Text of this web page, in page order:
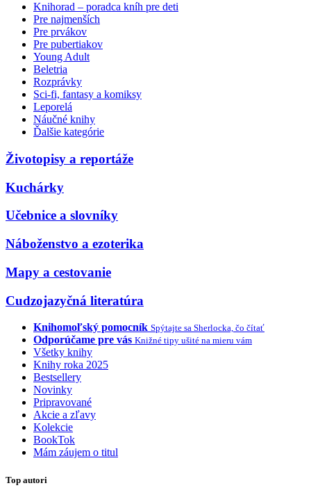
Knihorad – poradca kníh pre deti
Pre najmenších
Pre prvákov
Pre pubertiakov
Young Adult
Beletria
Rozprávky
Sci-fi, fantasy a komiksy
Leporelá
Náučné knihy
Ďalšie kategórie
Životopisy a reportáže
Kuchárky
Učebnice a slovníky
Náboženstvo a ezoterika
Mapy a cestovanie
Cudzojazyčná literatúra
Knihomoľský pomocník Spýtajte sa Sherlocka, čo čítať
Odporúčame pre vás Knižné tipy ušité na mieru vám
Všetky knihy
Knihy roka 2025
Bestsellery
Novinky
Pripravované
Akcie a zľavy
Kolekcie
BookTok
Mám záujem o titul
Top autori